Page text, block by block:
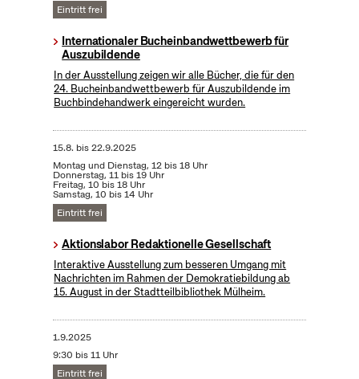
Eintritt frei
Internationaler Bucheinbandwettbewerb für
Auszubildende
In der Ausstellung zeigen wir alle Bücher, die für den
24. Bucheinbandwettbewerb für Auszubildende im
Buchbindehandwerk eingereicht wurden.
15.8. bis22.9.2025
Montag und Dienstag, 12 bis 18 Uhr
Donnerstag, 11 bis 19 Uhr
Freitag, 10 bis 18 Uhr
Samstag, 10 bis 14 Uhr
Eintritt frei
Aktionslabor Redaktionelle Gesellschaft
Interaktive Ausstellung zum besseren Umgang mit
Nachrichten im Rahmen der Demokratiebildung ab
15. August in der Stadtteilbibliothek Mülheim.
1.9.2025
9:30 bis 11 Uhr
Eintritt frei